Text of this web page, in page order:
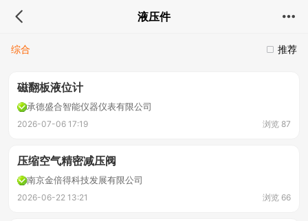
液压件
推荐
综合
磁翻板液位计
承德盛合智能仪器仪表有限公司
2026-07-06 17:19 浏览 87
压缩空气精密减压阀
南京金倍得科技发展有限公司
2026-06-22 13:21 浏览 66